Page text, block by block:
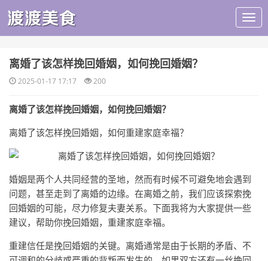
​离婚了该怎样挽回婚姻，如何挽回婚姻？
2025-01-17 17:17 200
离婚了该怎样挽回婚姻，如何挽回婚姻？
离婚了该怎样挽回婚姻，如何重建家庭幸福？
婚姻是两个人共同经营的圣地，然而有时候不可避免地会遇到
问题，甚至走到了离婚的边缘。在离婚之前，我们应该探索挽
回婚姻的可能，尽力修复夫妻关系。下面我将为大家提供一些
建议，帮助你挽回婚姻，重建家庭幸福。
重建信任是挽回婚姻的关键。离婚通常是由于长期的矛盾、不